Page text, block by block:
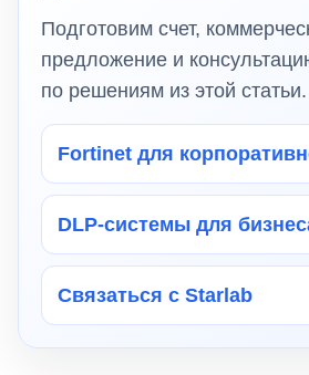
Подготовим счет,
предложение и
по решениям из этой статьи.
Fortinet для
DLP-системы для
Связаться с Starlab